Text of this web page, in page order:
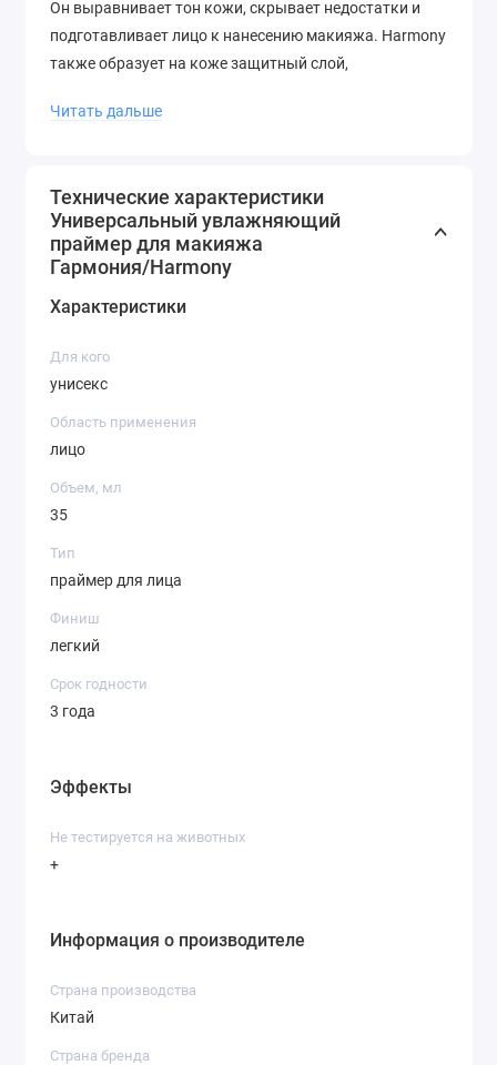
Он выравнивает тон кожи, скрывает недостатки и
подготавливает лицо к нанесению макияжа. Harmony
также образует на коже защитный слой,
Удобная упаковка и экономичный расход делают
идеальным и стойким макияжем в любое время и в
любом месте!
Читать дальше
Технические характеристики
Универсальный увлажняющий
праймер для макияжа
Гармония/Harmony
Характеристики
Для кого
унисекс
Область применения
лицо
Объем, мл
35
Тип
праймер для лица
Финиш
легкий
Срок годности
3 года
Эффекты
Не тестируется на животных
+
Информация о производителе
Страна производства
Китай
Страна бренда